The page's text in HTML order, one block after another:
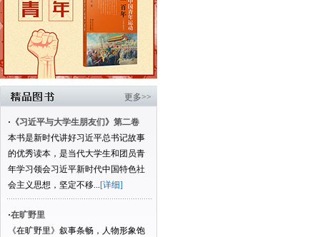
更多>>
· 《习近平与大学生朋友们》第二卷
本书是新时代讲好习近平总书记故事
的优秀读本，是当代大学生和团员青
年学习领会习近平新时代中国特色社
会主义思想，坚定不移...[详细]
·在旷野里
《在旷野里》叙事条畅，人物形象饱